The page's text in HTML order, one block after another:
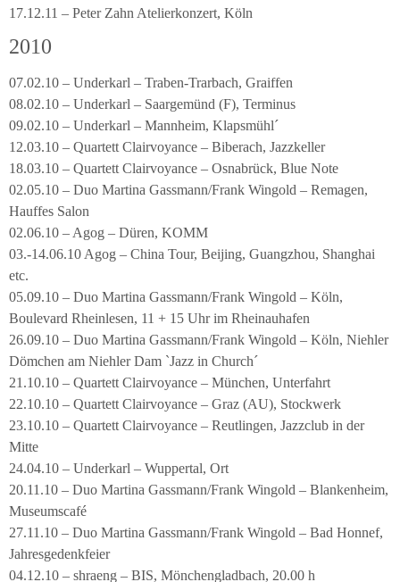
17.12.11 – Peter Zahn Atelierkonzert, Köln
2010
07.02.10 – Underkarl – Traben-Trarbach, Graiffen
08.02.10 – Underkarl – Saargemünd (F), Terminus
09.02.10 – Underkarl – Mannheim, Klapsmühl´
12.03.10 – Quartett Clairvoyance – Biberach, Jazzkeller
18.03.10 – Quartett Clairvoyance – Osnabrück, Blue Note
02.05.10 – Duo Martina Gassmann/Frank Wingold – Remagen,
Hauffes Salon
02.06.10 – Agog – Düren, KOMM
03.-14.06.10 Agog – China Tour, Beijing, Guangzhou, Shanghai
etc.
05.09.10 – Duo Martina Gassmann/Frank Wingold – Köln,
Boulevard Rheinlesen, 11 + 15 Uhr im Rheinauhafen
26.09.10 – Duo Martina Gassmann/Frank Wingold – Köln, Niehler
Dömchen am Niehler Dam `Jazz in Church´
21.10.10 – Quartett Clairvoyance – München, Unterfahrt
22.10.10 – Quartett Clairvoyance – Graz (AU), Stockwerk
23.10.10 – Quartett Clairvoyance – Reutlingen, Jazzclub in der
Mitte
24.04.10 – Underkarl – Wuppertal, Ort
20.11.10 – Duo Martina Gassmann/Frank Wingold – Blankenheim,
Museumscafé
27.11.10 – Duo Martina Gassmann/Frank Wingold – Bad Honnef,
Jahresgedenkfeier
04.12.10 – shraeng – BIS, Mönchengladbach, 20.00 h